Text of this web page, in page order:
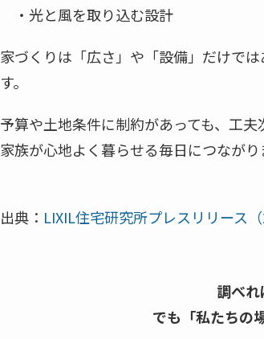
・光と風を取り込む設計
家づくりは「広さ」や「設備」だけでは
す。
予算や土地条件に制約があっても、工
家族が心地よく暮らせる毎日につながり
出典： LIXIL住宅研究所プレスリリース（
調べれ
でも「私たちの